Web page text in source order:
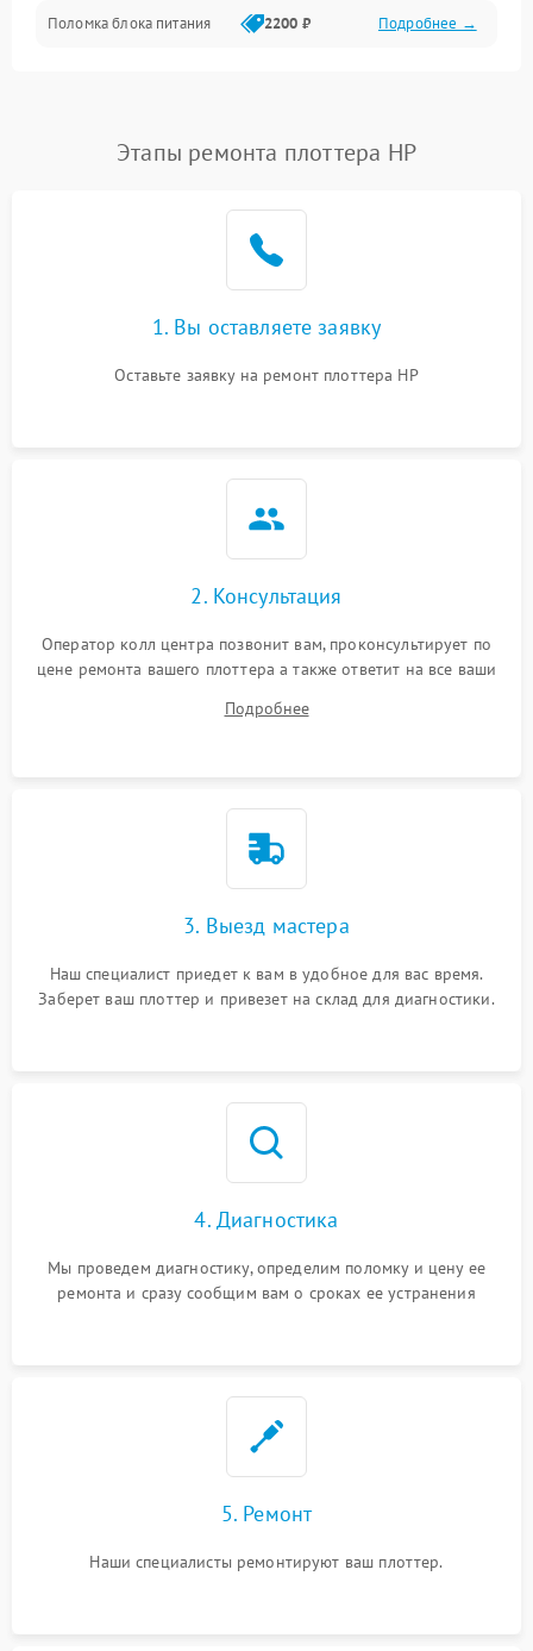
Интерфейсы
Поломка блока питания 2200 ₽ Подробнее →
Этапы ремонта плоттера HP
1. Вы оставляете заявку
Оставьте заявку на ремонт плоттера HP
2. Консультация
Оператор колл центра позвонит вам, проконсультирует по
цене ремонта вашего плоттера а также ответит на все ваши
Подробнее
3. Выезд мастера
Наш специалист приедет к вам в удобное для вас время.
Заберет ваш плоттер и привезет на склад для диагностики.
4. Диагностика
Мы проведем диагностику, определим поломку и цену ее
ремонта и сразу сообщим вам о сроках ее устранения
5. Ремонт
Наши специалисты ремонтируют ваш плоттер.